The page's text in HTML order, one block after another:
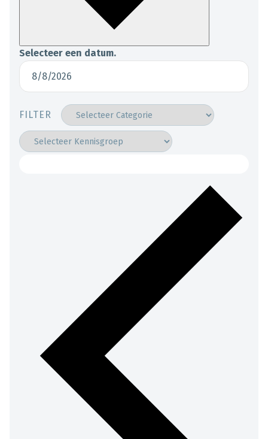
Selecteer een datum.
FILTER